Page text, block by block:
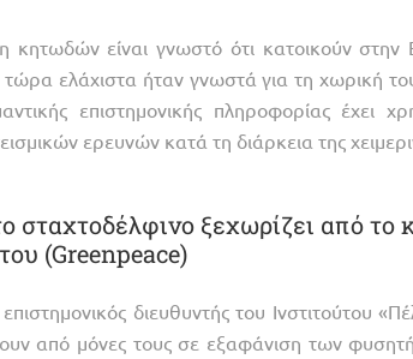
είναι γνωστό ότι κατοικούν στην
τώρα ελάχιστα ήταν γνωστά για τη χωρική
επιστημονικής πληροφορίας έχει
ερευνών κατά τη διάρκεια της
σταχτοδέλφινο ξεχωρίζει από το
του (Greenpeace)
διευθυντής του Ινστιτούτου
από μόνες τους σε εξαφάνιση των